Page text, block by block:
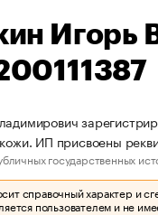
кожи. ИП присвоены
государственных
справочный характер и
пользователем и не